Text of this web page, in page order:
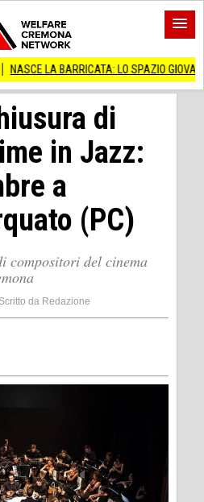
LO SPAZIO GIOVANI DELLA FESTA
di
in Jazz:
a
(PC)
compositori del cinema
Scritto da Redazione